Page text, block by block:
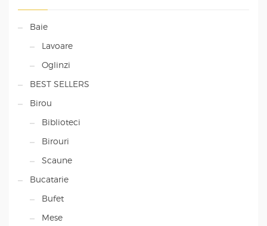
Baie
Lavoare
Oglinzi
BEST SELLERS
Birou
Biblioteci
Birouri
Scaune
Bucatarie
Bufet
Mese